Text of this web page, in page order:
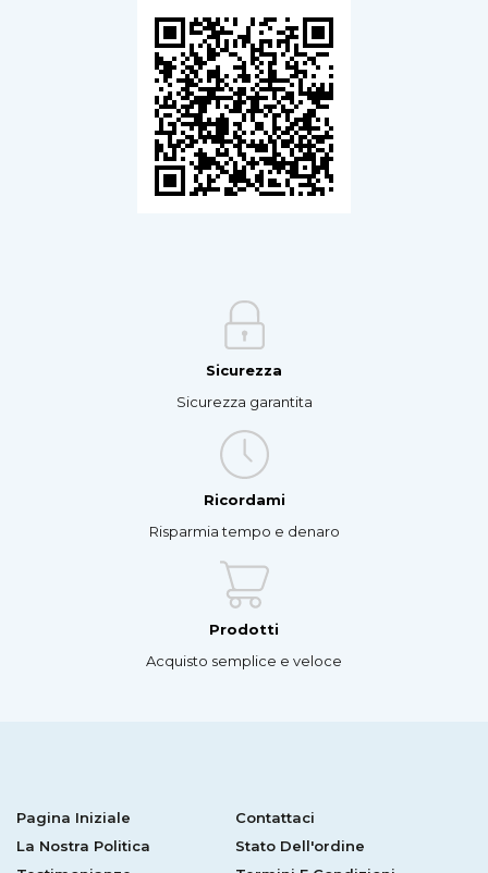
Sicurezza
Sicurezza garantita
Ricordami
Risparmia tempo e denaro
Prodotti
Acquisto semplice e veloce
Pagina Iniziale
Contattaci
La Nostra Politica
Stato Dell'ordine